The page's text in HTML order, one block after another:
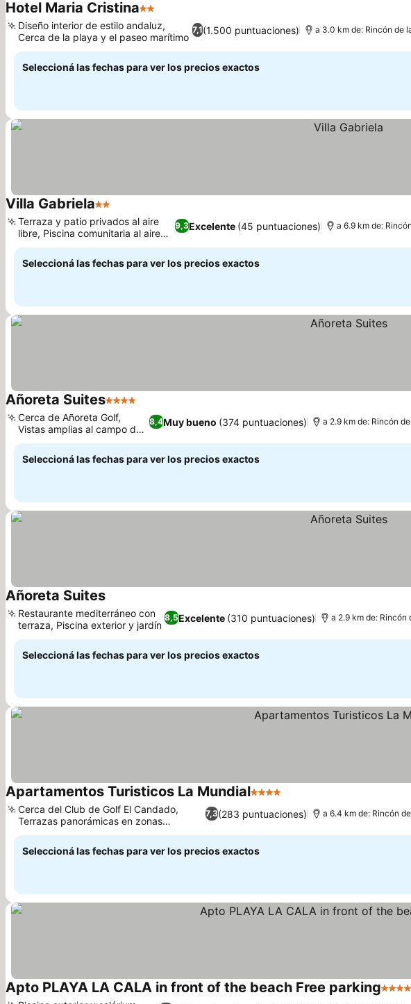
Hotel Maria Cristina2 Estrellas
7,1(1.500 puntuaciones)
Diseño interior de estilo andaluz,
Cerca de la playa y el paseo marítimo
a 3.0 km de: Rincón de
Seleccioná las fechas para ver los precios exactos
Villa Gabriela2 Estrellas
9,3Excelente (45 puntuaciones)
Terraza y patio privados al aire
libre, Piscina comunitaria al aire
libre
a 6.9 km de:
Seleccioná las fechas para ver los precios exactos
Añoreta Suites4 Estrellas
8,4Muy bueno (374 puntuaciones)
Cerca de Añoreta Golf,
Vistas amplias al campo de
golf
a 2.9 km de: Rincón
Seleccioná las fechas para ver los precios exactos
Añoreta SuitesVer precios
8,5Excelente (310 puntuaciones)
Restaurante mediterráneo con
terraza, Piscina exterior y jardín
a 2.9 km de: Rincón
Seleccioná las fechas para ver los precios exactos
Apartamentos Turisticos La Mundial4 Estrellas
7,3(283 puntuaciones)
Cerca del Club de Golf El Candado,
Terrazas panorámicas en zonas
comunes
a 6.4 km de: Rincón
Seleccioná las fechas para ver los precios exactos
Apto PLAYA LA CALA in front of the beach Free parking5